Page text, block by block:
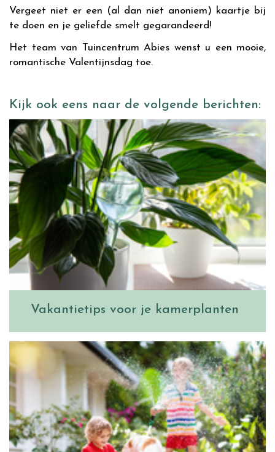
Vergeet niet er een (al dan niet anoniem) kaartje bij
te doen en je geliefde smelt gegarandeerd!
Het team van Tuincentrum Abies wenst u een mooie,
romantische Valentijnsdag toe.
Kijk ook eens naar de volgende berichten:
Vakantietips voor je kamerplanten